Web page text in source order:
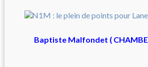
Baptiste Malfondet (